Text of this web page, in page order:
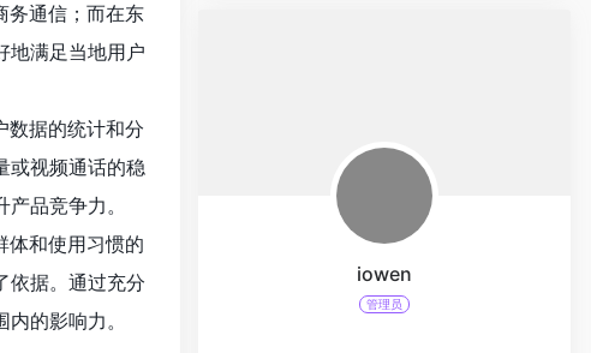
务通信；而在东
地满足当地用户
数据的统计和分
或视频通话的稳
品竞争力。
体和使用习惯的
依据。通过充分
的影响力。
iowen
管理员